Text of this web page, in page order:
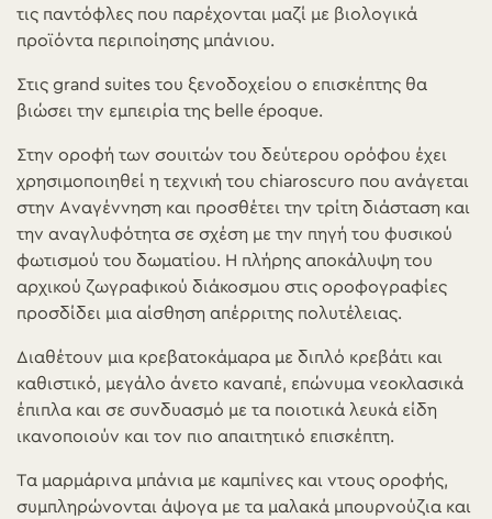
τις παντόφλες που παρέχονται μαζί με βιολογικά
προϊόντα περιποίησης μπάνιου.
Στις grand suites του ξενοδοχείου ο επισκέπτης θα
βιώσει την εμπειρία της belle époque.
Στην οροφή των σουιτών του δεύτερου ορόφου έχει
χρησιμοποιηθεί η τεχνική του chiaroscuro που ανάγεται
στην Αναγέννηση και προσθέτει την τρίτη διάσταση και
την αναγλυφότητα σε σχέση με την πηγή του φυσικού
φωτισμού του δωματίου. Η πλήρης αποκάλυψη του
αρχικού ζωγραφικού διάκοσμου στις οροφογραφίες
προσδίδει μια αίσθηση απέρριτης πολυτέλειας.
Διαθέτουν μια κρεβατοκάμαρα με διπλό κρεβάτι και
καθιστικό, μεγάλο άνετο καναπέ, επώνυμα νεοκλασικά
έπιπλα και σε συνδυασμό με τα ποιοτικά λευκά είδη
ικανοποιούν και τον πιο απαιτητικό επισκέπτη.
Τα μαρμάρινα μπάνια με καμπίνες και ντους οροφής,
συμπληρώνονται άψογα με τα μαλακά μπουρνούζια και